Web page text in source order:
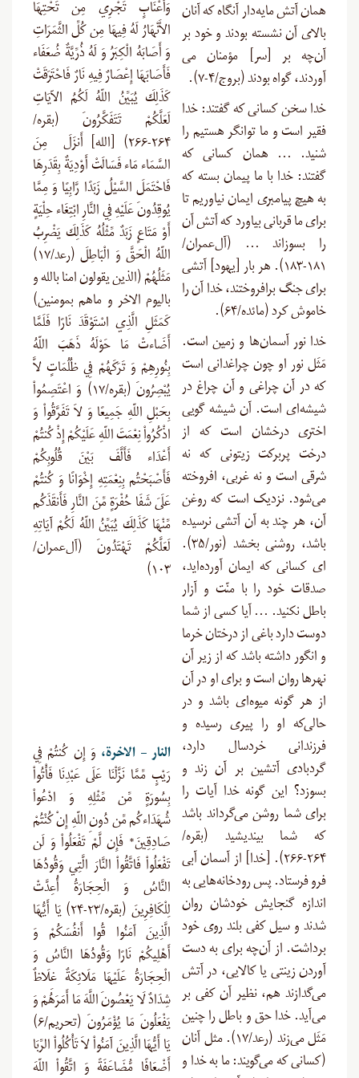
همان آتش مایه‌دار آنگاه که آنان
بالاى آن نشسته بودند و خود بر
آن‌چه بر [سر] مؤمنان مى‏
آوردند، گواه بودند (بروج/۴-۷).
خدا سخن کسانی که گفتند: خدا
فقیر است و ما توانگر هستیم را
شنید. … همان کسانی که
گفتند: خدا با ما پیمان بسته که
به هیچ پیامبری ایمان نیاوریم تا
برای ما قربانی بیاورد که آتش آن
را بسوزاند … (آل‌عمران/
۱۸۱-۱۸۳). هر بار [یهود] آتشی
برای جنگ برافروختند، خدا آن را
خاموش کرد (مائده/۶۴).
خدا نور آسمان‌ها و زمین است.
مَثَل نور او چون چراغدانی است
که در آن چراغی و آن چراغ در
شیشه‌ای است. آن شیشه گویی
اختری درخشان است که از
درخت پربرکت زیتونی که نه
شرقی است و نه غربی، افروخته
می‌شود. نزدیک است که روغن
آن، هر چند به آن آتشی نرسیده
باشد، روشنی بخشد (نور/۳۵).
ای کسانی که ایمان آورده‌‌اید،
صدقات خود را با منّت و آزار
باطل نکنید. … آیا کسی از شما
دوست دارد باغی از درختان خرما
و انگور داشته باشد که از زیر آن
نهرها روان است و برای او در آن
از هر گونه میوه‌ای باشد و در
حالی‌که او را پیری رسیده و
فرزندانی خردسال دارد،
گردبادی آتشین بر آن زند و
بسوزد؟ این گونه خدا آیات را
برای شما روشن می‌گرداند باشد
که شما بیندیشید (بقره/
۲۶۴-۲۶۶). [خدا] از آسمان آبی
فرو فرستاد. پس رودخانه‌هایی به
اندازه گنجایش خودشان روان
شدند و سیل کفی بلند روی خود
برداشت. از آن‌چه برای به دست
آوردن زینتی یا کالایی، در آتش
می‌گدازند هم، نظیر آن کفی بر
می‌آید. خدا حق و باطل را چنین
مَثَل می‌زند (رعد/۱۷). مثل آنان
(کسانی که می‌گویند: ما به خدا و
وَأَعْنَابٍ تَجْرِي مِن تَحْتِهَا
الأَنْهَارُ لَهُ فِيهَا مِن كُلِّ الثَّمَرَاتِ
وَ أَصَابَهُ الْكِبَرُ وَ لَهُ ذُرِّيَّةٌ ضُعَفَاء
فَأَصَابَهَا إِعْصَارٌ فِيهِ نَارٌ فَاحْتَرَقَتْ
كَذَلِكَ يُبَيِّنُ اللّهُ لَكُمُ الآيَاتِ
لَعَلَّكُمْ تَتَفَكَّرُونَ (بقره/
۲۶۴-۲۶۶) [الله] أَنزَلَ مِنَ
السَّمَاء مَاء فَسَالَتْ أَوْدِيَةٌ بِقَدَرِهَا
فَاحْتَمَلَ السَّيْلُ زَبَدًا رَّابِيًا وَ مِمَّا
يُوقِدُونَ عَلَيْهِ فِي النَّارِ ابْتِغَاء حِلْيَةٍ
أَوْ مَتَاعٍ زَبَدٌ مِّثْلُهُ كَذَلِكَ يَضْرِبُ
اللّهُ الْحَقَّ وَ الْبَاطِلَ (رعد/۱۷)
مَثَلُهُمْ (الذین یقولون امنا بالله و
بالیوم الاخر و ماهم بمومنین)
کَمَثَلِ الَّذِي اسْتَوْقَدَ نَارًا فَلَمَّا
أَضَاءتْ مَا حَوْلَهُ ذَهَبَ اللّهُ
بِنُورِهِمْ وَ تَرَكَهُمْ فِي ظُلُمَاتٍ لاَّ
يُبْصِرُونَ (بقره/۱۷) وَ اعْتَصِمُواْ
بِحَبْلِ اللّهِ جَمِيعًا وَ لاَ تَفَرَّقُواْ وَ
اذْكُرُواْ نِعْمَتَ اللّهِ عَلَيْكُمْ إِذْ كُنتُمْ
أَعْدَاء فَأَلَّفَ بَيْنَ قُلُوبِكُمْ
فَأَصْبَحْتُم بِنِعْمَتِهِ إِخْوَانًا وَ كُنتُمْ
عَلَىَ شَفَا حُفْرَةٍ مِّنَ النَّارِ فَأَنقَذَكُم
مِّنْهَا كَذَلِكَ يُبَيِّنُ اللّهُ لَكُمْ آيَاتِهِ
لَعَلَّكُمْ تَهْتَدُونَ (آل‌عمران/
۱۰۳)
النار– الاخرة، وَ إِن كُنتُمْ فِي
رَيْبٍ مِّمَّا نَزَّلْنَا عَلَى عَبْدِنَا فَأْتُواْ
بِسُورَةٍ مِّن مِّثْلِهِ وَ ادْعُواْ
شُهَدَاءكُم مِّن دُونِ اللّهِ إِنْ كُنْتُمْ
صَادِقِينَ* فَإِن لَّمْ تَفْعَلُواْ وَ لَن
تَفْعَلُواْ فَاتَّقُواْ النَّارَ الَّتِي وَقُودُهَا
النَّاسُ وَ الْحِجَارَةُ أُعِدَّتْ
لِلْكَافِرِينَ (بقره/۲۳-۲۴) يَا أَيُّهَا
الَّذِينَ آمَنُوا قُوا أَنفُسَكُمْ وَ
أَهْلِيكُمْ نَارًا وَقُودُهَا النَّاسُ وَ
الْحِجَارَةُ عَلَيْهَا مَلَائِكَةٌ غِلَاظٌ
شِدَادٌ لَا يَعْصُونَ اللَّهَ مَا أَمَرَهُمْ وَ
يَفْعَلُونَ مَا يُؤْمَرُونَ (تحریم/۶)
يَا أَيُّهَا الَّذِينَ آمَنُواْ لاَ تَأْكُلُواْ الرِّبَا
أَضْعَافًا مُّضَاعَفَةً وَ اتَّقُواْ اللّهَ